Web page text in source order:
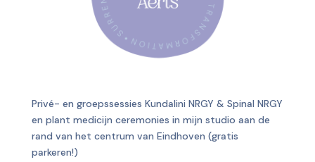
Privé- en groepssessies Kundalini NRGY & Spinal NRGY
en plant medicijn ceremonies in mijn studio aan de
rand van het centrum van Eindhoven (gratis
parkeren!)